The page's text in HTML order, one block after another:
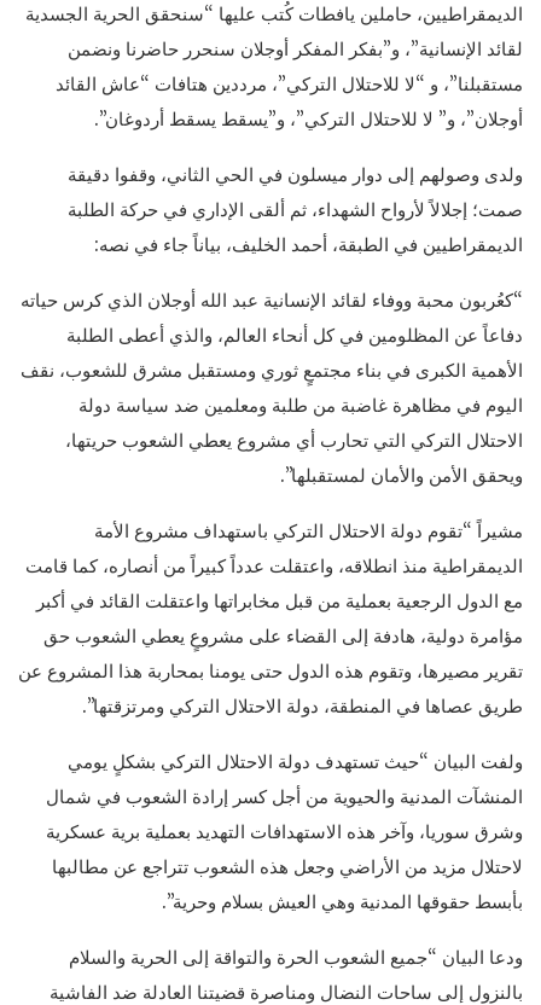
الديمقراطيين، حاملين يافطات كُتب عليها “سنحقق الحرية الجسدية
لقائد الإنسانية”، و”بفكر المفكر أوجلان سنحرر حاضرنا ونضمن
مستقبلنا”، و “لا للاحتلال التركي”، مرددين هتافات “عاش القائد
أوجلان”، و” لا للاحتلال التركي”، و”يسقط يسقط أردوغان”.
ولدى وصولهم إلى دوار ميسلون في الحي الثاني، وقفوا دقيقة
صمت؛ إجلالاً لأرواح الشهداء، ثم ألقى الإداري في حركة الطلبة
الديمقراطيين في الطبقة، أحمد الخليف، بياناً جاء في نصه:
“كعُربون محبة ووفاء لقائد الإنسانية عبد الله أوجلان الذي كرس حياته
دفاعاً عن المظلومين في كل أنحاء العالم، والذي أعطى الطلبة
الأهمية الكبرى في بناء مجتمعٍ ثوري ومستقبل مشرق للشعوب، نقف
اليوم في مظاهرة غاضبة من طلبة ومعلمين ضد سياسة دولة
الاحتلال التركي التي تحارب أي مشروع يعطي الشعوب حريتها،
ويحقق الأمن والأمان لمستقبلها”.
مشيراً “تقوم دولة الاحتلال التركي باستهداف مشروع الأمة
الديمقراطية منذ انطلاقه، واعتقلت عدداً كبيراً من أنصاره، كما قامت
مع الدول الرجعية بعملية من قبل مخابراتها واعتقلت القائد في أكبر
مؤامرة دولية، هادفة إلى القضاء على مشروعٍ يعطي الشعوب حق
تقرير مصيرها، وتقوم هذه الدول حتى يومنا بمحاربة هذا المشروع عن
طريق عصاها في المنطقة، دولة الاحتلال التركي ومرتزقتها”.
ولفت البيان “حيث تستهدف دولة الاحتلال التركي بشكلٍ يومي
المنشآت المدنية والحيوية من أجل كسر إرادة الشعوب في شمال
وشرق سوريا، وآخر هذه الاستهدافات التهديد بعملية برية عسكرية
لاحتلال مزيد من الأراضي وجعل هذه الشعوب تتراجع عن مطالبها
بأبسط حقوقها المدنية وهي العيش بسلام وحرية”.
ودعا البيان “جميع الشعوب الحرة والتواقة إلى الحرية والسلام
بالنزول إلى ساحات النضال ومناصرة قضيتنا العادلة ضد الفاشية